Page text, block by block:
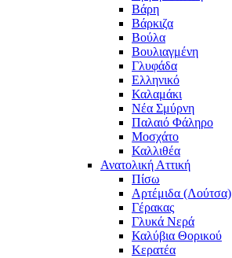
Βάρη
Βάρκιζα
Βούλα
Βουλιαγμένη
Γλυφάδα
Ελληνικό
Καλαμάκι
Νέα Σμύρνη
Παλαιό Φάληρο
Μοσχάτο
Καλλιθέα
Ανατολική Αττική
Πίσω
Αρτέμιδα (Λούτσα)
Γέρακας
Γλυκά Νερά
Καλύβια Θορικού
Κερατέα